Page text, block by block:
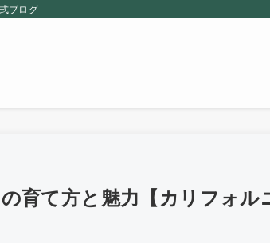
ブログ
育て方と魅力【カリフォ